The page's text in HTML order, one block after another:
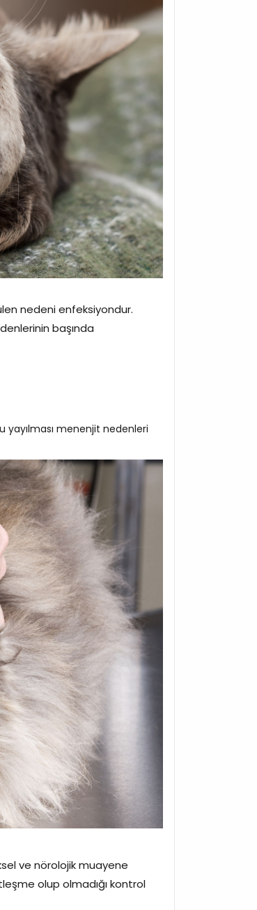
nedeni enfeksiyondur.
başında
yayılması menenjit nedenleri
ve nörolojik muayene
olup olmadığı kontrol